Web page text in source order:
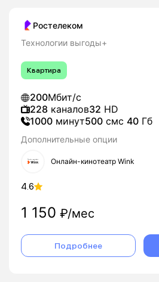
Ростелеком
Технологии выгоды+
Квартира
200Мбит/с
228 каналов32 HD
1000 минут500 смс 40 Гб
Дополнительные опции
Онлайн-кинотеатр Wink
4.6
1 150 ₽/мес
Подробнее